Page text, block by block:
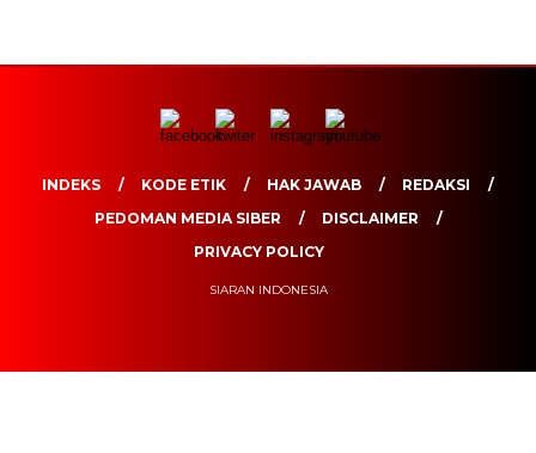
INDEKS KODE ETIK HAK JAWAB
REDAKSI
PEDOMAN MEDIA SIBER
DISCLAIMER
PRIVACY POLICY
SIARAN INDONESIA